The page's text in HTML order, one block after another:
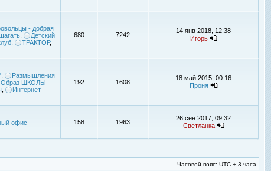
- добрая
Детский
ТРАКТОР,
680 7242
14 янв 2018, 12:38
Игорь
Размышления
Образ ШКОЛЫ -
Интернет-
192 1608
18 май 2015, 00:16
Проня
офис -
158 1963
26 сен 2017, 09:32
Светланка
Часовой пояс: UTC + 3 часа